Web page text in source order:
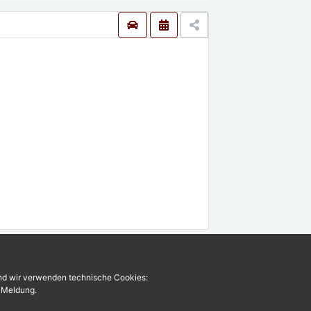
wir verwenden technische Cookies: